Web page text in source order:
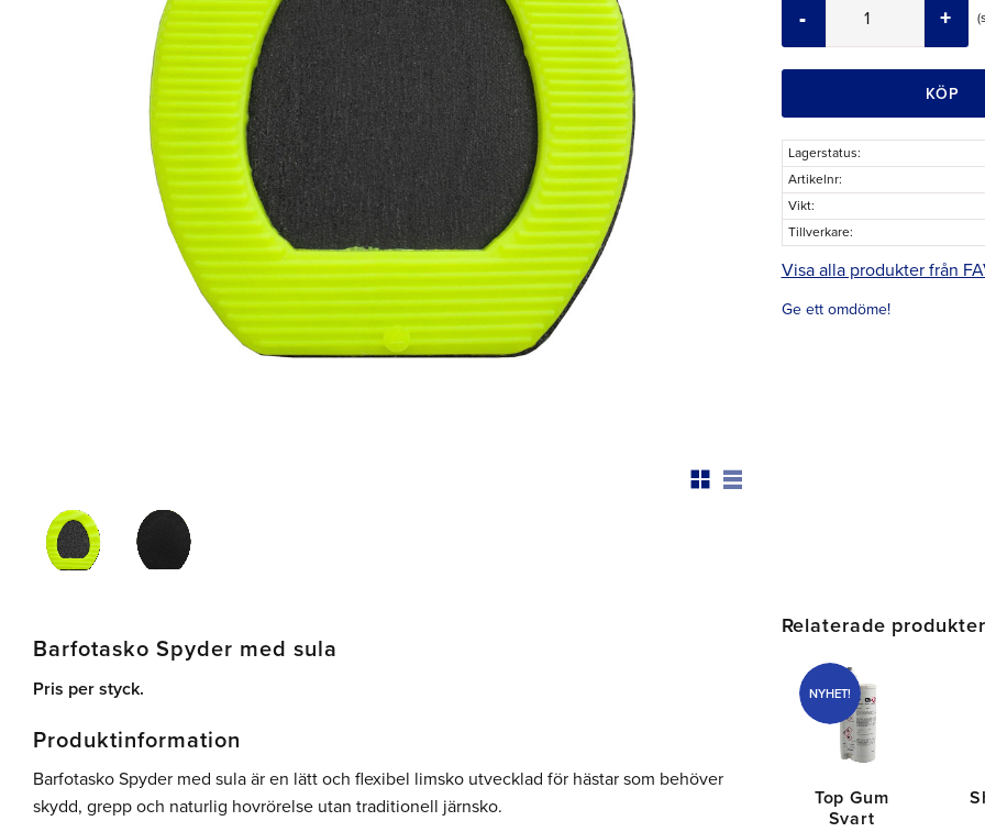
+
-
KÖP
Lagerstatus
Artikelnr
Vikt
Tillverkare
Visa alla produkter från
Ge ett omdöme!
Barfotasko Spyder med sula
Pris per styck.
Produktinformation
Barfotasko Spyder med sula är en lätt och flexibel limsko utvecklad för hästar som behöver
skydd, grepp och naturlig hovrörelse utan traditionell järnsko.
Relaterade produkter
Top Gum
Svart
NYHET!